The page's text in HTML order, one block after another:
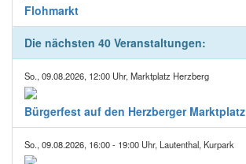
Flohmarkt
Die nächsten 40 Veranstaltungen:
So., 09.08.2026, 12:00 Uhr, Marktplatz Herzberg
Bürgerfest auf den Herzberger Marktplatz
So., 09.08.2026, 16:00 - 19:00 Uhr, Lautenthal, Kurpark